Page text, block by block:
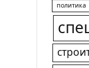
политика